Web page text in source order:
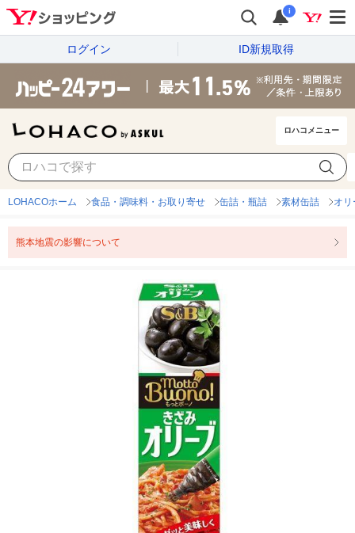
i
ログイン ID新規取得
ロハコメニュー
LOHACOホーム 食品・調味料・お取り寄せ 缶詰・瓶詰 素材缶詰 オリ
熊本地震の影響について